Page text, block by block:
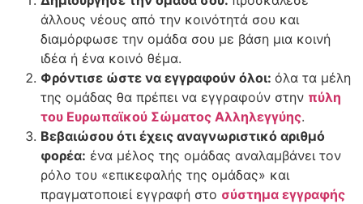
άλλους νέους από την κοινότητά σου και
διαμόρφωσε την ομάδα σου με βάση μια κοινή
ιδέα ή ένα κοινό θέμα.
Φρόντισε ώστε να εγγραφούν όλοι: όλα τα μέλη
της ομάδας θα πρέπει να εγγραφούν στην πύλη
του Ευρωπαϊκού Σώματος Αλληλεγγύης.
Βεβαιώσου ότι έχεις αναγνωριστικό αριθμό
φορέα: ένα μέλος της ομάδας αναλαμβάνει τον
ρόλο του «επικεφαλής της ομάδας» και
πραγματοποιεί εγγραφή στο σύστημα εγγραφής